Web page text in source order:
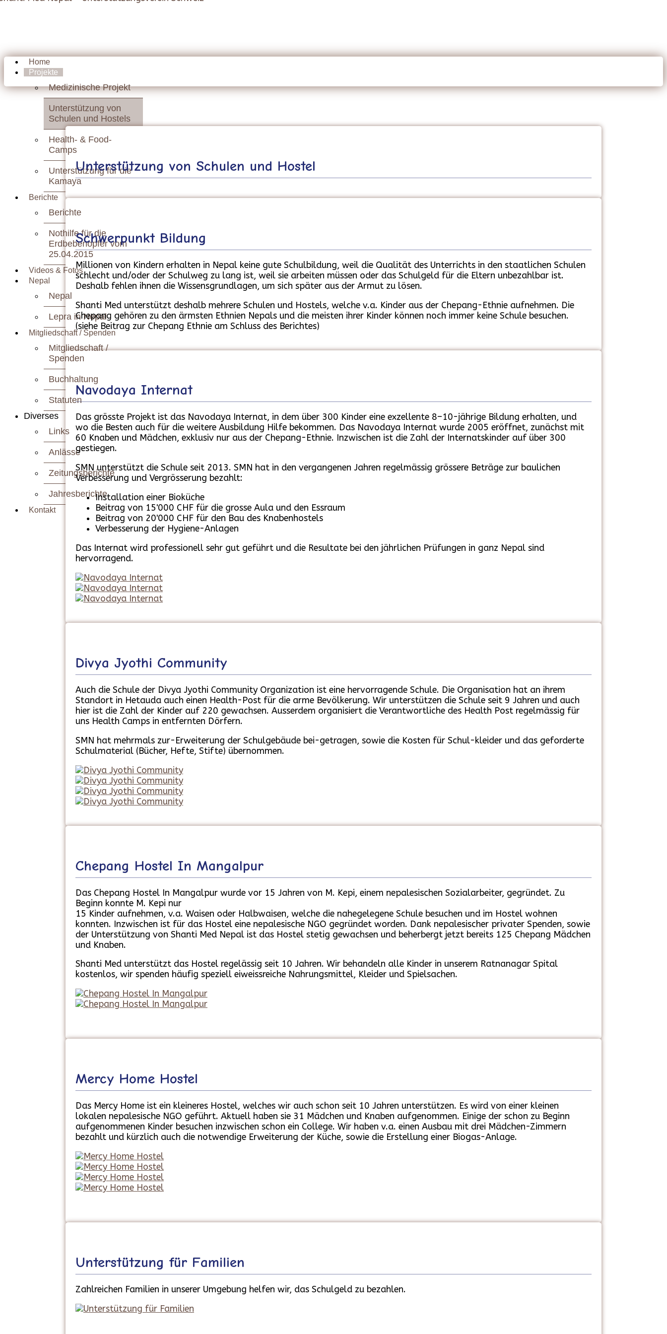
Home
Projekte
Medizinische Projekt
Unterstützung von
Schulen und Hostels
Health- & Food-
Camps
Unterstützung für die
Kamaya
Berichte
Berichte
Nothilfe für die
Erdbebenopfer vom
25.04.2015
Videos & Fotos
Nepal
Nepal
Lepra in Nepal
Mitgliedschaft / Spenden
Mitgliedschaft /
Spenden
Buchhaltung
Statuten
Diverses
Links
Anlässe
Zeitungsberichte
Jahresberichte
Kontakt
Unterstützung von Schulen und Hostel
Schwerpunkt Bildung
Millionen von Kindern erhalten in Nepal keine gute Schulbildung, weil die Qualität des Unterrichts in den staatlichen Schulen
schlecht und/oder der Schulweg zu lang ist, weil sie arbeiten müssen oder das Schulgeld für die Eltern unbezahlbar ist.
Deshalb fehlen ihnen die Wissensgrundlagen, um sich später aus der Armut zu lösen.
Shanti Med unterstützt deshalb mehrere Schulen und Hostels, welche v.a. Kinder aus der Chepang-Ethnie aufnehmen. Die
Chepang gehören zu den ärmsten Ethnien Nepals und die meisten ihrer Kinder können noch immer keine Schule besuchen.
(siehe Beitrag zur Chepang Ethnie am Schluss des Berichtes)
Navodaya Internat
Das grösste Projekt ist das Navodaya Internat, in dem über 300 Kinder eine exzellente 8–10-jährige Bildung erhalten, und
wo die Besten auch für die weitere Ausbildung Hilfe bekommen. Das Navodaya Internat wurde 2005 eröffnet, zunächst mit
60 Knaben und Mädchen, exklusiv nur aus der Chepang-Ethnie. Inzwischen ist die Zahl der Internatskinder auf über 300
gestiegen.
SMN unterstützt die Schule seit 2013. SMN hat in den vergangenen Jahren regelmässig grössere Beträge zur baulichen
Verbesserung und Vergrösserung bezahlt:
Installation einer Bioküche
Beitrag von 15'000 CHF für die grosse Aula und den Essraum
Beitrag von 20'000 CHF für den Bau des Knabenhostels
Verbesserung der Hygiene-Anlagen
Das Internat wird professionell sehr gut geführt und die Resultate bei den jährlichen Prüfungen in ganz Nepal sind
hervorragend.
Divya Jyothi Community
Auch die Schule der Divya Jyothi Community Organization ist eine hervorragende Schule. Die Organisation hat an ihrem
Standort in Hetauda auch einen Health-Post für die arme Bevölkerung. Wir unterstützen die Schule seit 9 Jahren und auch
hier ist die Zahl der Kinder auf 220 gewachsen. Ausserdem organisiert die Verantwortliche des Health Post regelmässig für
uns Health Camps in entfernten Dörfern.
SMN hat mehrmals zur-Erweiterung der Schulgebäude bei-getragen, sowie die Kosten für Schul-kleider und das geforderte
Schulmaterial (Bücher, Hefte, Stifte) übernommen.
Chepang Hostel In Mangalpur
Das Chepang Hostel In Mangalpur wurde vor 15 Jahren von M. Kepi, einem nepalesischen Sozialarbeiter, gegründet. Zu
Beginn konnte M. Kepi nur
15 Kinder aufnehmen, v.a. Waisen oder Halbwaisen, welche die nahegelegene Schule besuchen und im Hostel wohnen
konnten. Inzwischen ist für das Hostel eine nepalesische NGO gegründet worden. Dank nepalesischer privater Spenden, sowie
der Unterstützung von Shanti Med Nepal ist das Hostel stetig gewachsen und beherbergt jetzt bereits 125 Chepang Mädchen
und Knaben.
Shanti Med unterstützt das Hostel regelässig seit 10 Jahren. Wir behandeln alle Kinder in unserem Ratnanagar Spital
kostenlos, wir spenden häufig speziell eiweissreiche Nahrungsmittel, Kleider und Spielsachen.
Mercy Home Hostel
Das Mercy Home ist ein kleineres Hostel, welches wir auch schon seit 10 Jahren unterstützen. Es wird von einer kleinen
lokalen nepalesische NGO geführt. Aktuell haben sie 31 Mädchen und Knaben aufgenommen. Einige der schon zu Beginn
aufgenommenen Kinder besuchen inzwischen schon ein College. Wir haben v.a. einen Ausbau mit drei Mädchen-Zimmern
bezahlt und kürzlich auch die notwendige Erweiterung der Küche, sowie die Erstellung einer Biogas-Anlage.
Unterstützung für Familien
Zahlreichen Familien in unserer Umgebung helfen wir, das Schulgeld zu bezahlen.